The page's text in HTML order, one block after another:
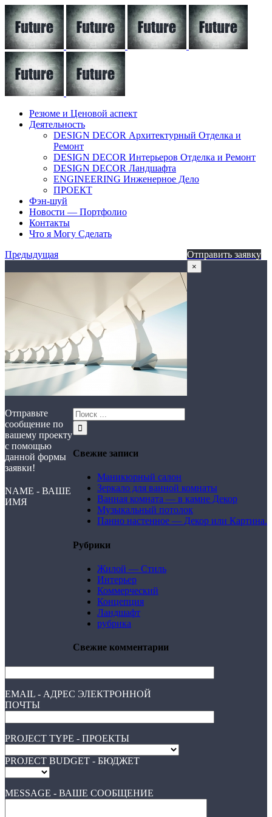
Резюме и Ценовой аспект
Деятельность
DESIGN DECOR Архитектурный Отделка и
Ремонт
DESIGN DECOR Интерьеров Отделка и Ремонт
DESIGN DECOR Ландшафта
ENGINEERING Инженерное Дело
ПРОЕКТ
Фэн-шуй
Новости — Портфолио
Контакты
Что я Могу Сделать
Предыдущая
Свежие записи
Маникюрный салон
Зеркало для ванной комнаты
Ванная комната — в камне Декор
Музыкальный потолок
Панно настенное — Декор или Картина.
Рубрики
Жилой — Стиль
Интерьер
Коммерческий
Концепция
Ландшафт
рубрика
Свежие комментарии
Отправить заявку
×
Отправьте
сообщение по
вашему проекту
с помощью
данной формы
заявки!
NAME - ВАШЕ
ИМЯ
EMAIL - АДРЕС ЭЛЕКТРОННОЙ
ПОЧТЫ
PROJECT TYPE - ПРОЕКТЫ
PROJECT BUDGET - БЮДЖЕТ
MESSAGE - ВАШЕ СООБЩЕНИЕ